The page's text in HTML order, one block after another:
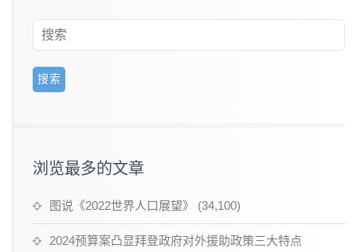
浏览最多的文章
图说《2022世界人口展望》 (34,100)
2024预算案凸显拜登政府对外援助政策三大特点